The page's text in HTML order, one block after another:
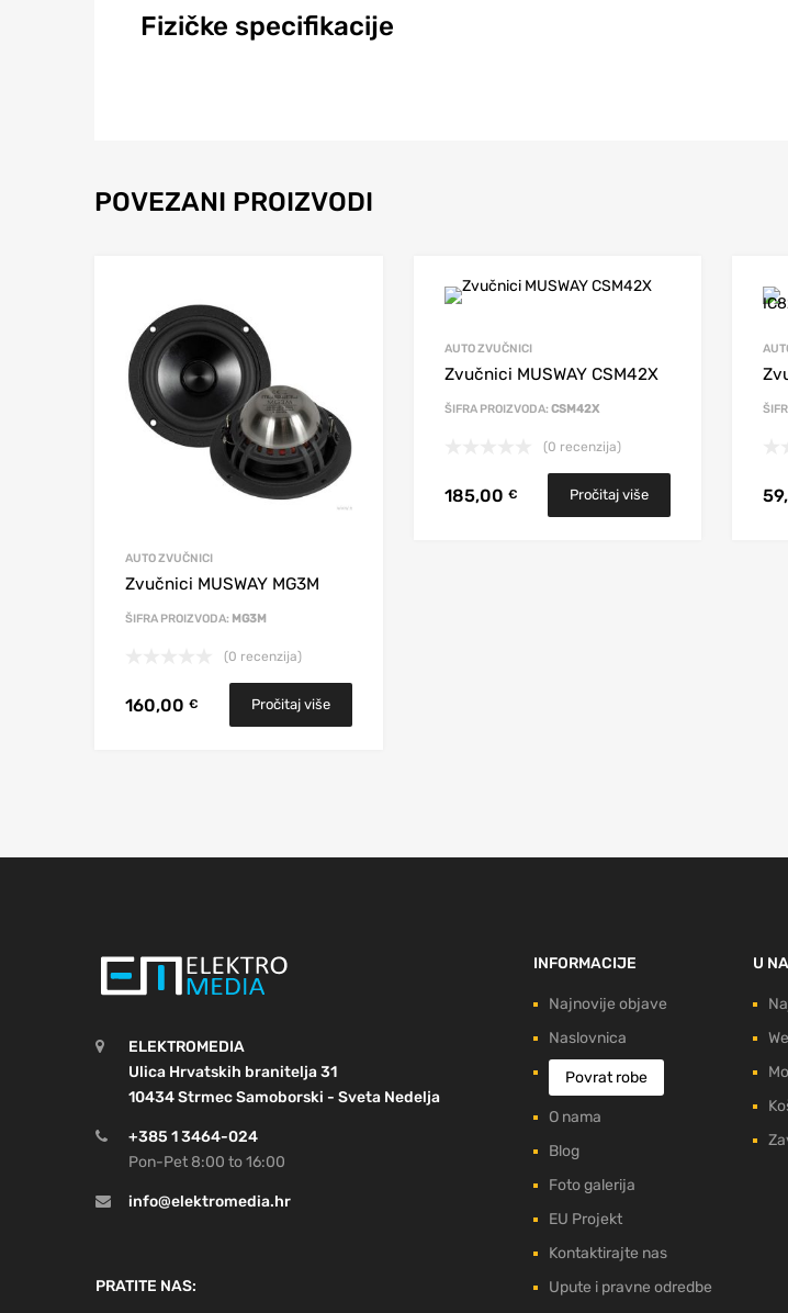
Fizičke specifikacije
POVEZANI PROIZVODI
AUTO ZVUČNICI
Zvučnici MUSWAY MG3M
ŠIFRA PROIZVODA: MG3M
(0 recenzija)
160,00€ Pročitaj više
AUTO ZVUČNICI
Zvučnici MUSWAY CSM42X
ŠIFRA PROIZVODA: CSM42X
(0 recenzija)
185,00 € Pročitaj više
ELEKTROMEDIA
Ulica Hrvatskih branitelja 31
10434 Strmec Samoborski - Sveta Nedelja
+385 1 3464-024
Pon-Pet 8:00 to 16:00
info@elektromedia.hr
PRATITE NAS:
INFORMACIJE
Najnovije objave
Naslovnica
Povrat robe
O nama
Blog
Foto galerija
EU Projekt
Kontaktirajte nas
Upute i pravne odredbe
U